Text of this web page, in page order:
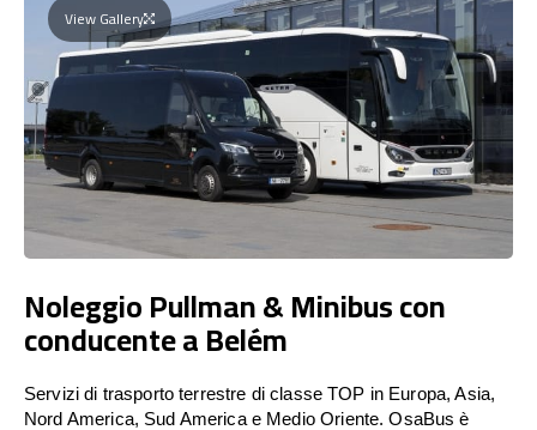
View Gallery
Noleggio Pullman & Minibus con
conducente a Belém
Servizi di trasporto terrestre di classe TOP in Europa, Asia,
Nord America, Sud America e Medio Oriente. OsaBus è